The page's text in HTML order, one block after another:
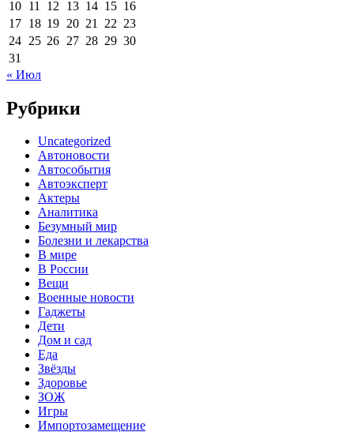
10 11 12 13 14 15 16
17 18 19 20 21 22 23
24 25 26 27 28 29 30
31
« Июл
Рубрики
Uncategorized
Автоновости
Автособытия
Автоэксперт
Актеры
Аналитика
Безумный мир
Болезни и лекарства
В мире
В России
Вещи
Военные новости
Гаджеты
Дети
Дом и сад
Еда
Звёзды
Здоровье
ЗОЖ
Игры
Импортозамещение